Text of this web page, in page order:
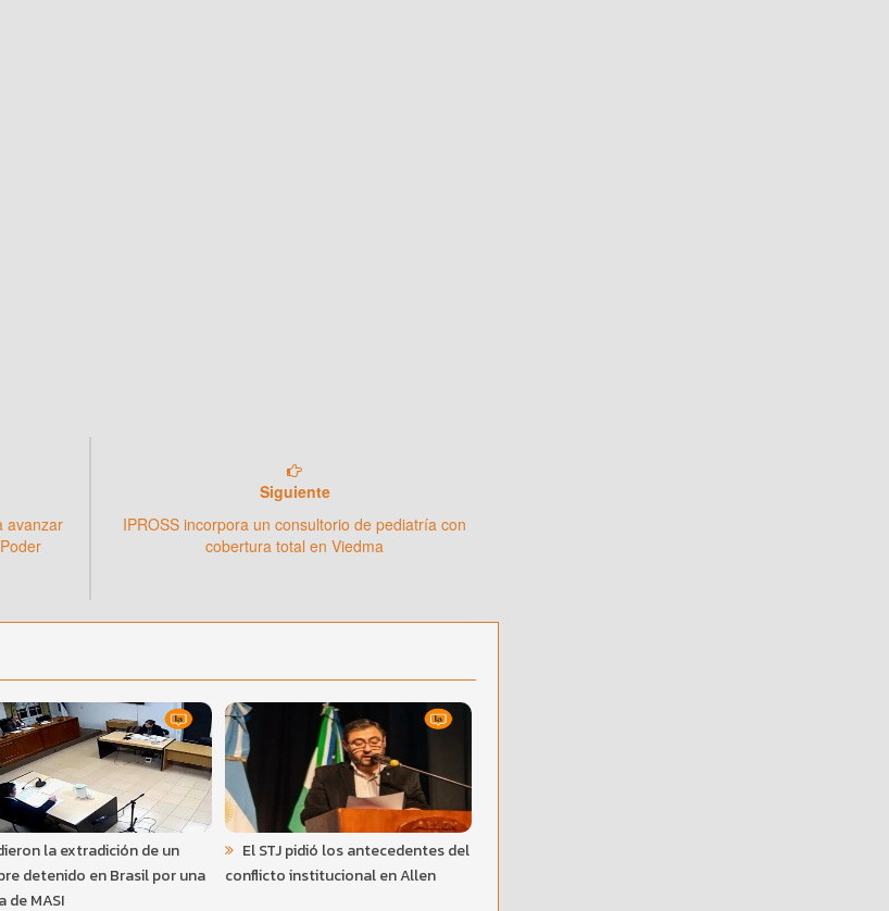
avanzar
Siguiente
IPROSS incorpora un consultorio de pediatría con
cobertura total en Viedma
la extradición de un
detenido en Brasil por una
de MASI
El STJ pidió los antecedentes del
conflicto institucional en Allen